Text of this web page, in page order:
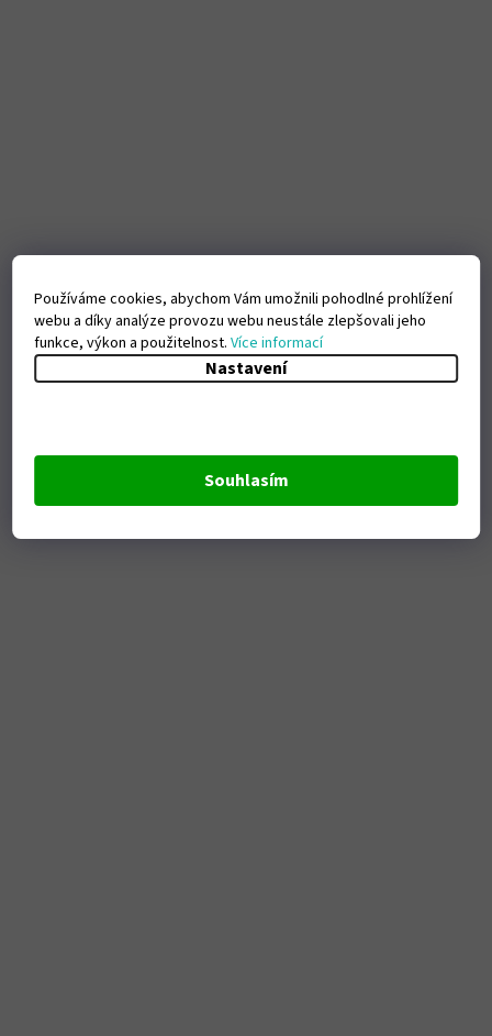
Používáme cookies, abychom Vám umožnili pohodlné prohlížení
webu a díky analýze provozu webu neustále zlepšovali jeho
funkce, výkon a použitelnost.Více informací
Nastavení
Souhlasím